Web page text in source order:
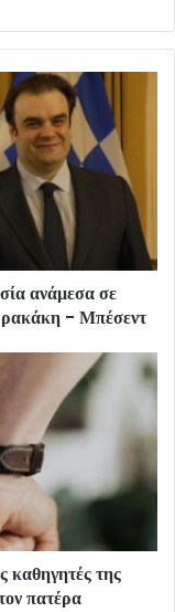
ανάμεσα σε
- Μπέσεντ
της
πατέρα